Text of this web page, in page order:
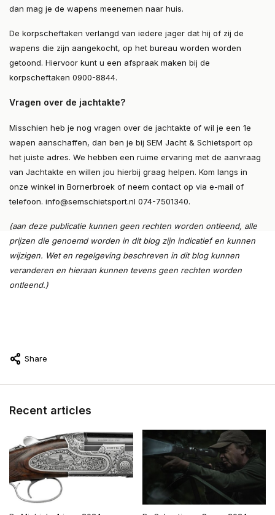
dan mag je de wapens meenemen naar huis.
De korpscheftaken verlangd van iedere jager dat hij of zij de
wapens die zijn aangekocht, op het bureau worden worden
getoond. Hiervoor kunt u een afspraak maken bij de
korpscheftaken 0900-8844.
Vragen over de jachtakte?
Misschien heb je nog vragen over de jachtakte of wil je een 1e
wapen aanschaffen, dan ben je bij SEM Jacht & Schietsport op
het juiste adres. We hebben een ruime ervaring met de aanvraag
van Jachtakte en willen jou hierbij graag helpen. Kom langs in
onze winkel in Bornerbroek of neem contact op via e-mail of
telefoon. info@semschietsport.nl 074-7501340.
(aan deze publicatie kunnen geen rechten worden ontleend, alle
prijzen die genoemd worden in dit blog zijn indicatief en kunnen
wijzigen. Wet en regelgeving beschreven in dit blog kunnen
veranderen en hieraan kunnen tevens geen rechten worden
ontleend.)
Share
Recent articles